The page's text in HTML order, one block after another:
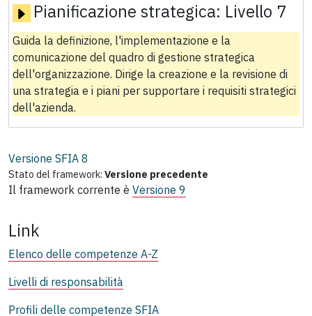
Pianificazione strategica: Livello 7
Guida la definizione, l'implementazione e la
comunicazione del quadro di gestione strategica
dell'organizzazione. Dirige la creazione e la revisione di
una strategia e i piani per supportare i requisiti strategici
dell'azienda.
Versione SFIA 8
Stato del framework: Versione precedente
Il framework corrente è Versione 9
Link
Elenco delle competenze A-Z
Livelli di responsabilità
Profili delle competenze SFIA